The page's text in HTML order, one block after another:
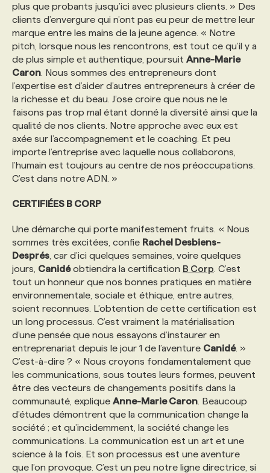
plus que probants jusqu’ici avec plusieurs clients. » Des
clients d’envergure qui n’ont pas eu peur de mettre leur
marque entre les mains de la jeune agence. « Notre
pitch, lorsque nous les rencontrons, est tout ce qu’il y a
de plus simple et authentique, poursuit Anne-Marie
Caron . Nous sommes des entrepreneurs dont
l’expertise est d’aider d’autres entrepreneurs à créer de
la richesse et du beau. J’ose croire que nous ne le
faisons pas trop mal étant donné la diversité ainsi que la
qualité de nos clients. Notre approche avec eux est
axée sur l’accompagnement et le coaching. Et peu
importe l’entreprise avec laquelle nous collaborons,
l’humain est toujours au centre de nos préoccupations.
C’est dans notre ADN. »
CERTIFIÉES B CORP
Une démarche qui porte manifestement fruits. « Nous
sommes très excitées, confie Rachel Desbiens-
Després , car d’ici quelques semaines, voire quelques
jours, Canidéobtiendra la certification B Corp . C’est
tout un honneur que nos bonnes pratiques en matière
environnementale, sociale et éthique, entre autres,
soient reconnues. L’obtention de cette certification est
un long processus. C’est vraiment la matérialisation
d’une pensée que nous essayons d’instaurer en
entreprenariat depuis le jour 1 de l’aventure Canidé. »
C’est-à-dire ? « Nous croyons fondamentalement que
les communications, sous toutes leurs formes, peuvent
être des vecteurs de changements positifs dans la
communauté, explique Anne-Marie Caron . Beaucoup
d’études démontrent que la communication change la
société ; et qu’incidemment, la société change les
communications. La communication est un art et une
science à la fois. Et son processus est une aventure
que l’on provoque. C’est un peu notre ligne directrice, si